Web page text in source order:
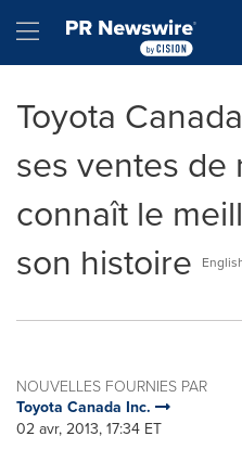
Hamburger menu
Toyota
ses ventes de
connaît le
son histoire
NOUVELLES FOURNIES PAR
Toyota Canada Inc.
02 avr, 2013, 17:34 ET